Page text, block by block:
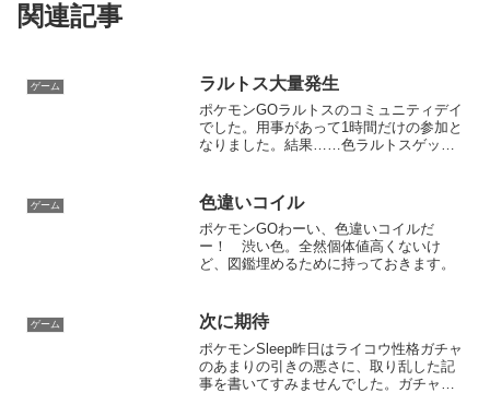
関連記事
ゲーム ラルトス大量発生
ポケモンGOラルトスのコミュニティデイ
でした。用事があって1時間だけの参加と
なりました。結果……色ラルトスゲット
中途半端な参加時間と、屋内のみの移動
だけでは、やはりラ...
ゲーム 色違いコイル
ポケモンGOわーい、色違いコイルだ
ー！ 渋い色。全然個体値高くないけ
ど、図鑑埋めるために持っておきます。
ゲーム 次に期待
ポケモンSleep昨日はライコウ性格ガチャ
のあまりの引きの悪さに、取り乱した記
事を書いてすみませんでした。ガチャ運